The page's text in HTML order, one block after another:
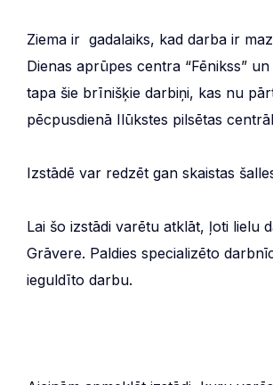
Ziema ir gadalaiks, kad darba ir
Dienas aprūpes centra “Fēnikss”
tapa šie brīnišķie darbiņi, kas nu
pēcpusdienā Ilūkstes pilsētas
Izstādē var redzēt gan skaistas
Lai šo izstādi varētu atklāt, ļoti lielu
Grāvere. Paldies specializēto
ieguldīto darbu.